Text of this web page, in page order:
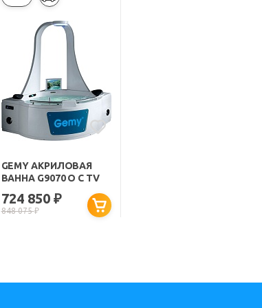
GEMY АКРИЛОВАЯ
ВАННА G9070 O С TV
724 850 ₽
848 075₽